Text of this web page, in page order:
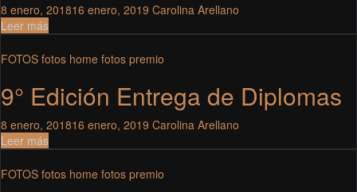
8 enero, 201816 enero, 2019 Carolina Arellano
Leer más
FOTOS fotos home fotos premio
9° Edición Entrega de Diplomas
8 enero, 201816 enero, 2019 Carolina Arellano
Leer más
FOTOS fotos home fotos premio